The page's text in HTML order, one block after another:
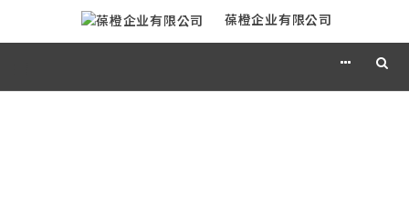
葆橙企业有限公司